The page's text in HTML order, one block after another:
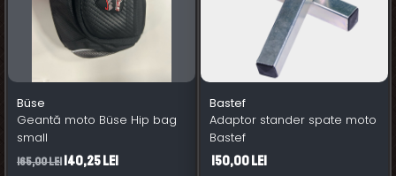
Büse
Geantă moto Büse Hip bag
small
165,00 Lei140,25 Lei
Bastef
Adaptor stander spate moto
Bastef
150,00 Lei